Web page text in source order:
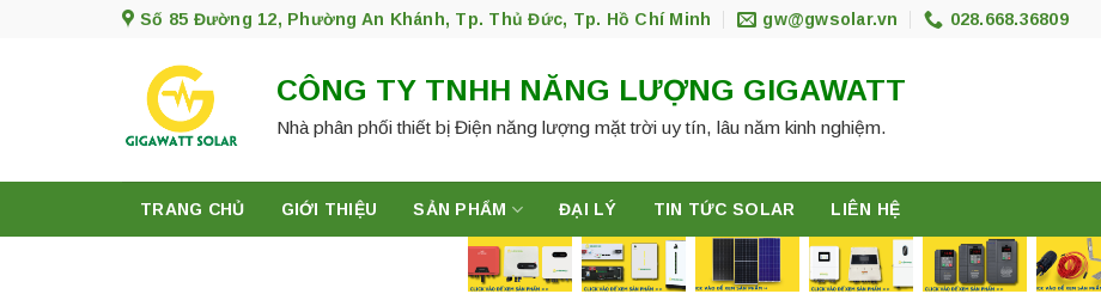
Số 85 Đường 12, Phường An Khánh, Tp. Thủ Đức, Tp. Hồ Chí Minh gw@gwsolar.vn 028.668.36809
CÔNG TY TNHH NĂNG LƯỢNG GIGAWATT
Nhà phân phối thiết bị Điện năng lượng mặt trời uy tín, lâu năm kinh nghiệm.
TRANG CHỦ GIỚI THIỆU SẢN PHẨM ĐẠI LÝ TIN TỨC SOLAR LIÊN HỆ